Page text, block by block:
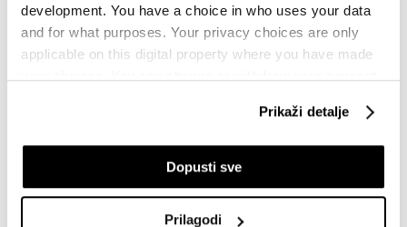
development. You have a choice in who uses your data
and for what purposes. Your privacy choices are only
applicable on this digital property where you have made
If you allow, we would also like to:
Collect information about your geographical
Prikaži detalje
Dopusti sve
Prilagodi
Hercegovinu, ali uz uslove
08.11.2023
Politika
penzioni sistemi u 2023.
Bilion dolara nije dovoljno - Nvidia želi
još jaču valuaciju